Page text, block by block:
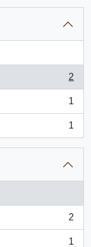
2
1
1
2
1